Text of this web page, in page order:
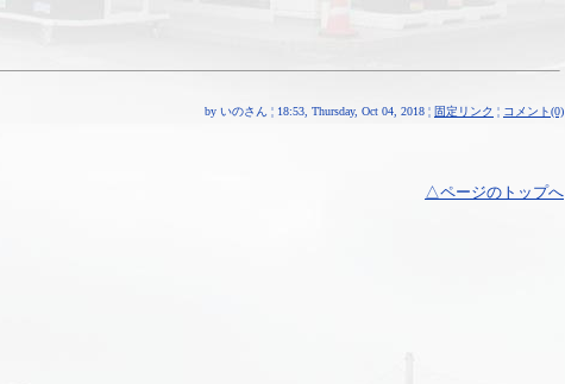
by いのさん ¦ 18:53, Thursday, Oct 04, 2018 ¦ 固定リンク ¦ コメント(0)
△ページのトップへ